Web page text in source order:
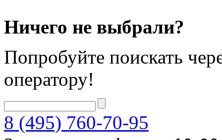
Ничего не выбрали?
Попробуйте поискать
оператору!
8 (495) 760-70-95